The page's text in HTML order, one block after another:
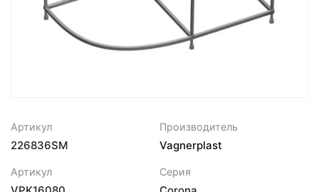
Артикул
226836SM
Производитель
Vagnerplast
Артикул Серия